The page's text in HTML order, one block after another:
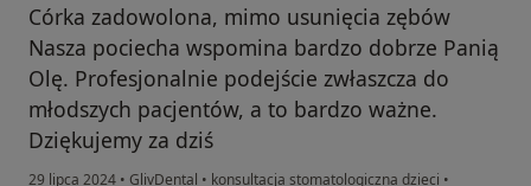
Córka zadowolona, mimo usunięcia zębów
Nasza pociecha wspomina bardzo dobrze Panią
Olę. Profesjonalnie podejście zwłaszcza do
młodszych pacjentów, a to bardzo ważne.
Dziękujemy za dziś
29 lipca 2024 • GlivDental • konsultacja stomatologiczna dzieci •